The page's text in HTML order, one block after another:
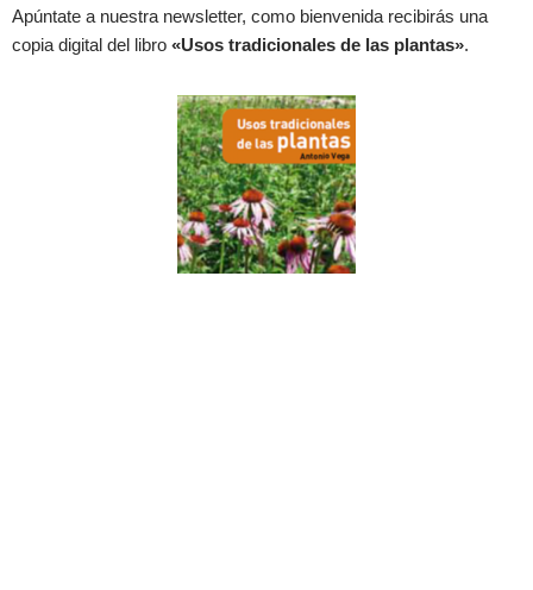
Apúntate a nuestra newsletter, como bienvenida recibirás una
copia digital del libro «Usos tradicionales de las plantas».